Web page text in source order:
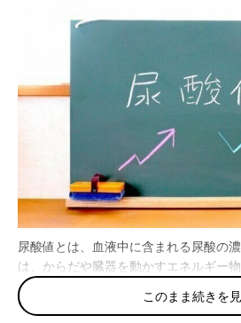
尿酸値とは、血液中に含まれる尿酸の
は、からだや臓器を動かすエネルギー
された後に残る老廃物であり、私たち
ありません。尿酸は通常、腎臓を通じ
このまま続きを